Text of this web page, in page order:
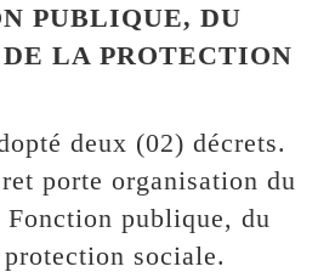
PUBLIQUE, DU
LA PROTECTION
deux (02) décrets.
porte organisation du
publique, du
sociale.